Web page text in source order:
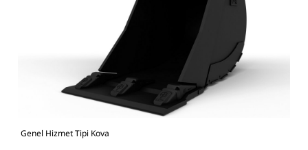
Genel Hizmet Tipi Kova